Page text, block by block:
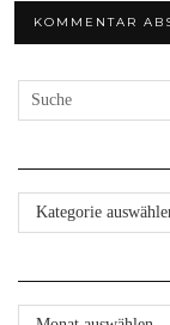
Kategorien
Archive